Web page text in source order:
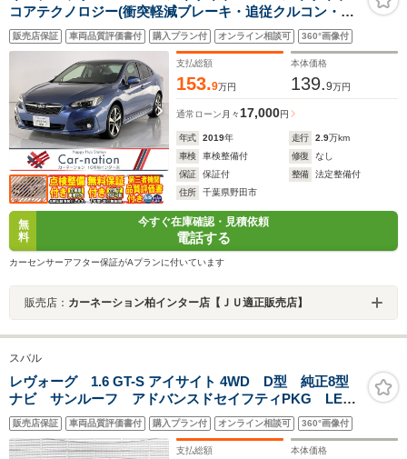
コアテクノロジー(衝突軽減ブレーキ・追従クルコン・誤
発進抑制・アクティブレーンキープ)/LEDヘッドランプ/左
右独立AAC/前席パワーシート/カロッツェリアナビ/バッ
クカメラ/純正ドラレコ/ETC2.0
販売店保証 車両品質評価書付 購入プラン付 オンライン相談可 360°画像付
支払総額
153.9万円
本体価格
139.9万円
通常ローン 月々 17,000円
年式 2019年 走行 2.9万km
車検
車検整備付 修復
なし
保証
保証付 整備
法定整備付
住所
千葉県野田市
無
料
今すぐ在庫確認・見積依頼
電話する
カーセンサーアフター保証がAプランに付いています
販売店： カーネーション柏インター店【ＪＵ適正販売店】
スバル
レヴォーグ 1.6 GT-S アイサイト 4WD D型 純正8型
ナビ サンルーフ アドバンスドセイフティPKG LED
アクセサリーライナー スマートリアビューミラー
BILSTEINダンパー LEDヘッド 革巻きステアリング
スマートキー 禁煙車
販売店保証 車両品質評価書付 購入プラン付 オンライン相談可 360°画像付
支払総額 本体価格